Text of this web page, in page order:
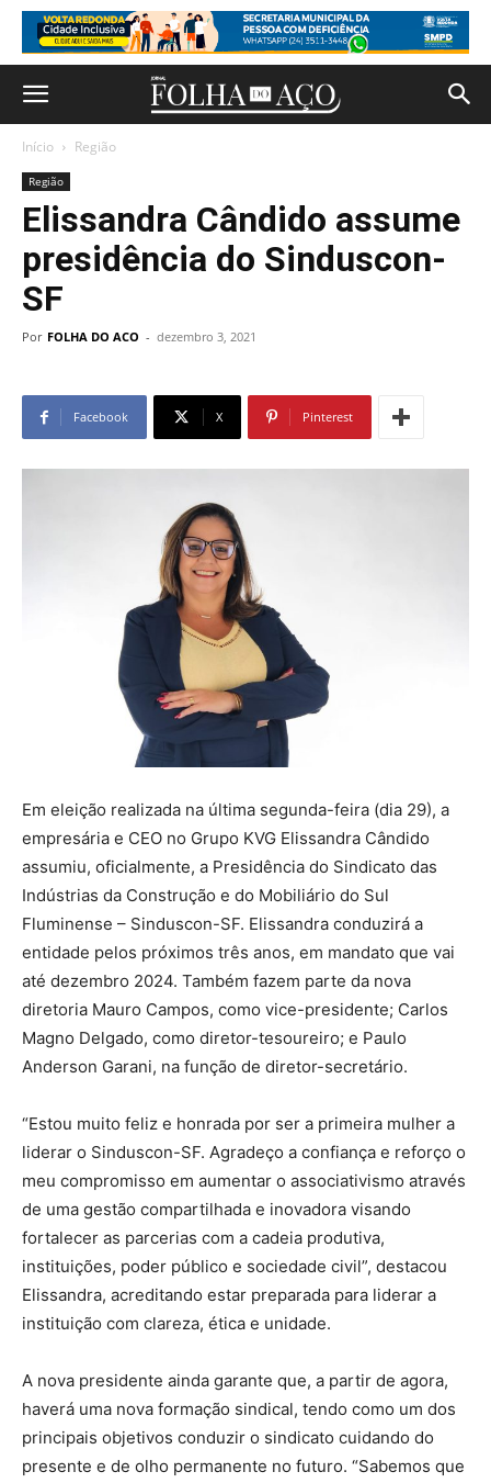
Início Região
Região
Elissandra Cândido assume
presidência do Sinduscon-
SF
Por FOLHA DO ACO - dezembro 3, 2021
Facebook X Pinterest
Em eleição realizada na última segunda-feira (dia 29), a
empresária e CEO no Grupo KVG Elissandra Cândido
assumiu, oficialmente, a Presidência do Sindicato das
Indústrias da Construção e do Mobiliário do Sul
Fluminense – Sinduscon-SF. Elissandra conduzirá a
entidade pelos próximos três anos, em mandato que vai
até dezembro 2024. Também fazem parte da nova
diretoria Mauro Campos, como vice-presidente; Carlos
Magno Delgado, como diretor-tesoureiro; e Paulo
Anderson Garani, na função de diretor-secretário.
“Estou muito feliz e honrada por ser a primeira mulher a
liderar o Sinduscon-SF. Agradeço a confiança e reforço o
meu compromisso em aumentar o associativismo através
de uma gestão compartilhada e inovadora visando
fortalecer as parcerias com a cadeia produtiva,
instituições, poder público e sociedade civil”, destacou
Elissandra, acreditando estar preparada para liderar a
instituição com clareza, ética e unidade.
A nova presidente ainda garante que, a partir de agora,
haverá uma nova formação sindical, tendo como um dos
principais objetivos conduzir o sindicato cuidando do
presente e de olho permanente no futuro. “Sabemos que